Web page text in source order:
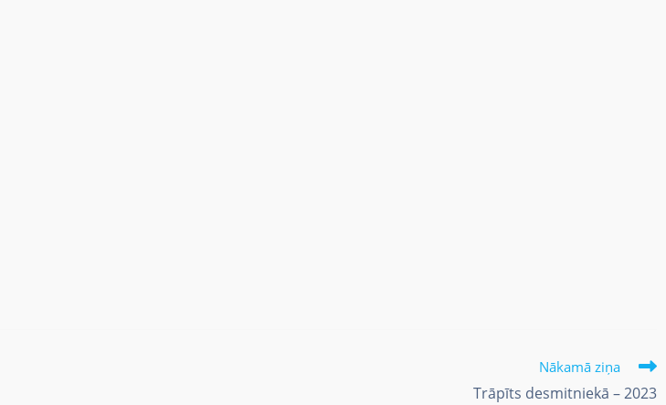
Nākamā ziņa
Trāpīts desmitniekā – 2023